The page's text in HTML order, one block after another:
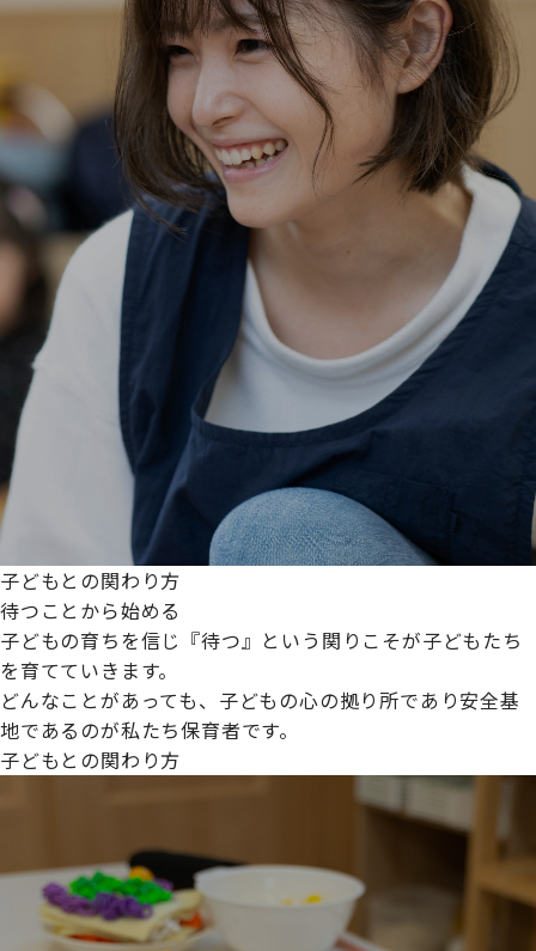
子どもとの関わり方
待つことから始める
子どもの育ちを信じ『待つ』という関りこそが子どもたち
を育てていきます。
どんなことがあっても、子どもの心の拠り所であり安全基
地であるのが私たち保育者です。
子どもとの関わり方